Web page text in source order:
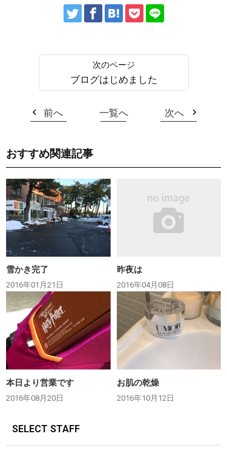
ブログはじめました
前へ 一覧へ 次へ
おすすめ関連記事
雪かき完了
2016年01月21日
昨夜は
2016年04月08日
本日より営業です
2016年08月20日
お肌の乾燥
2016年10月12日
SELECT STAFF